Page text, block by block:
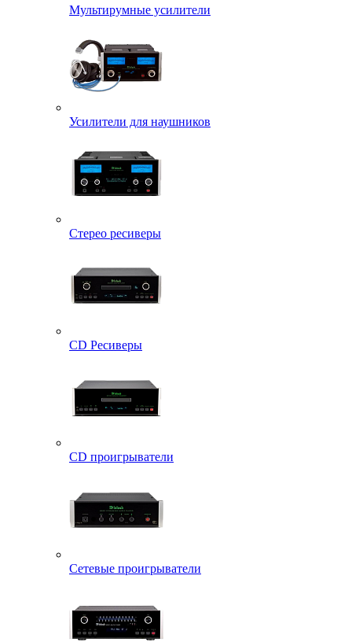
Мультирумные усилители
Усилители для наушников
Стерео ресиверы
CD Ресиверы
CD проигрыватели
Сетевые проигрыватели